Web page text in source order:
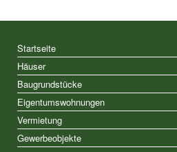
Startseite
Häuser
Baugrundstücke
Eigentumswohnungen
Vermietung
Gewerbeobjekte